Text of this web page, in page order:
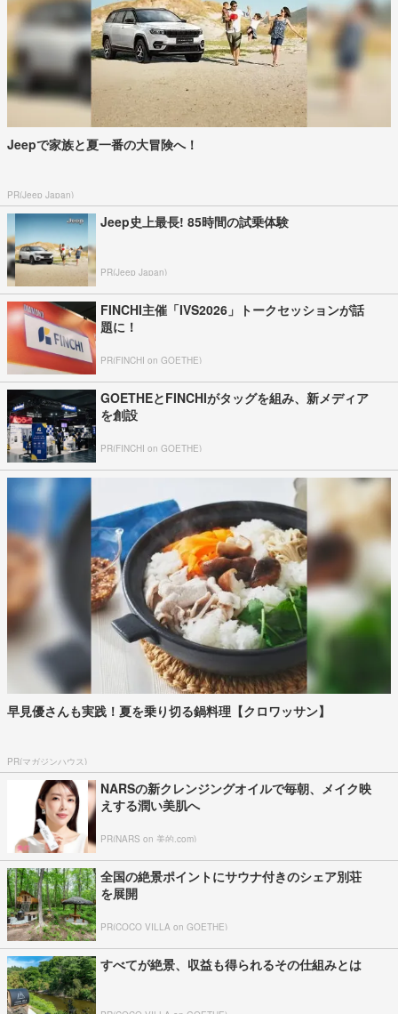
Jeepで家族と夏一番の大冒険へ！
PR(Jeep Japan)
Jeep史上最長! 85時間の試乗体験
PR(Jeep Japan)
FINCHI主催「IVS2026」トークセッションが話
題に！
PR(FINCHI on GOETHE)
GOETHEとFINCHIがタッグを組み、新メディア
を創設
PR(FINCHI on GOETHE)
早見優さんも実践！夏を乗り切る鍋料理【クロワッサン】
PR(マガジンハウス)
NARSの新クレンジングオイルで毎朝、メイク映
えする潤い美肌へ
PR(NARS on 美的.com)
全国の絶景ポイントにサウナ付きのシェア別荘
を展開
PR(COCO VILLA on GOETHE)
すべてが絶景、収益も得られるその仕組みとは